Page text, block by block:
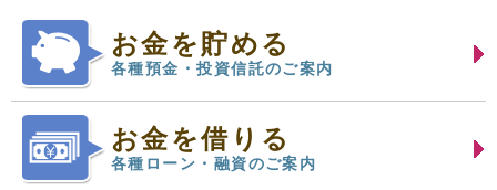
お金を貯める
各種預金・投資信託のご案内
お金を借りる
各種ローン・融資のご案内